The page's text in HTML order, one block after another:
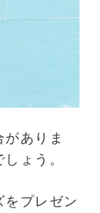
ありま
ょう。
プレゼン